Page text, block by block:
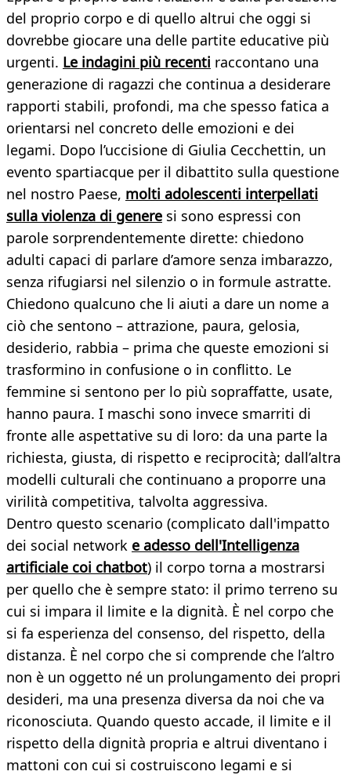
del proprio corpo e di quello altrui che oggi si
dovrebbe giocare una delle partite educative più
urgenti. Le indagini più recenti raccontano una
generazione di ragazzi che continua a desiderare
rapporti stabili, profondi, ma che spesso fatica a
orientarsi nel concreto delle emozioni e dei
legami. Dopo l’uccisione di Giulia Cecchettin, un
evento spartiacque per il dibattito sulla questione
nel nostro Paese, molti adolescenti interpellati
sulla violenza di genere si sono espressi con
parole sorprendentemente dirette: chiedono
adulti capaci di parlare d’amore senza imbarazzo,
senza rifugiarsi nel silenzio o in formule astratte.
Chiedono qualcuno che li aiuti a dare un nome a
ciò che sentono – attrazione, paura, gelosia,
desiderio, rabbia – prima che queste emozioni si
trasformino in confusione o in conflitto. Le
femmine si sentono per lo più sopraffatte, usate,
hanno paura. I maschi sono invece smarriti di
fronte alle aspettative su di loro: da una parte la
richiesta, giusta, di rispetto e reciprocità; dall’altra
modelli culturali che continuano a proporre una
virilità competitiva, talvolta aggressiva.
Dentro questo scenario (complicato dall'impatto
dei social network e adesso dell'Intelligenza
artificiale coi chatbot) il corpo torna a mostrarsi
per quello che è sempre stato: il primo terreno su
cui si impara il limite e la dignità. È nel corpo che
si fa esperienza del consenso, del rispetto, della
distanza. È nel corpo che si comprende che l’altro
non è un oggetto né un prolungamento dei propri
desideri, ma una presenza diversa da noi che va
riconosciuta. Quando questo accade, il limite e il
rispetto della dignità propria e altrui diventano i
mattoni con cui si costruiscono legami e si